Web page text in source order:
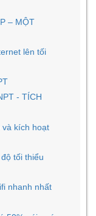
– MỘT
lên tối
- TÍCH
và kích hoạt
tối thiểu
nhanh nhất